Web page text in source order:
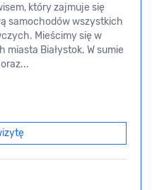
który zajmuje się
samochodów wszystkich
Mieścimy się w
Białystok. W sumie